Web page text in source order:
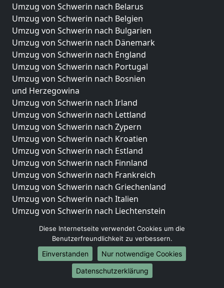
Umzug von Schwerin nach Belarus
Umzug von Schwerin nach Belgien
Umzug von Schwerin nach Bulgarien
Umzug von Schwerin nach Dänemark
Umzug von Schwerin nach England
Umzug von Schwerin nach Portugal
Umzug von Schwerin nach Bosnien
und Herzegowina
Umzug von Schwerin nach Irland
Umzug von Schwerin nach Lettland
Umzug von Schwerin nach Zypern
Umzug von Schwerin nach Kroatien
Umzug von Schwerin nach Estland
Umzug von Schwerin nach Finnland
Umzug von Schwerin nach Frankreich
Umzug von Schwerin nach Griechenland
Umzug von Schwerin nach Italien
Umzug von Schwerin nach Liechtenstein
Umzug von Schwerin nach Niederlande
Umzug von Schwerin nach Norwegen
Umzüge-Deutschlandweit
Diese Internetseite verwendet Cookies um die
Benutzerfreundlichkeit zu verbessern.
Einverstanden
Nur notwendige Cookies
Datenschutzerklärung